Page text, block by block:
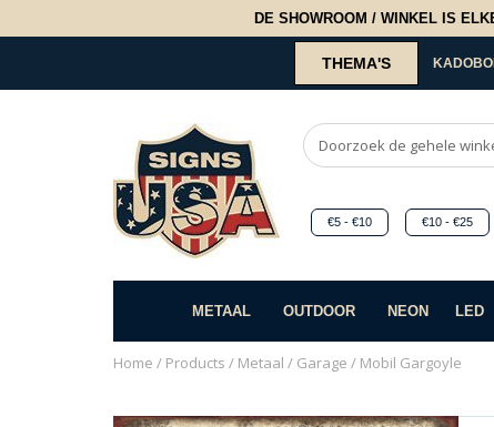
DE SHOWROOM / WINKEL IS
THEMA'S
€5 - €10 €10 - €25
METAAL OUTDOOR NEON LED
Home / Products / Metaal / Garage / Mobil Gargoyle